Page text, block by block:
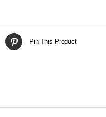
Pin This Product